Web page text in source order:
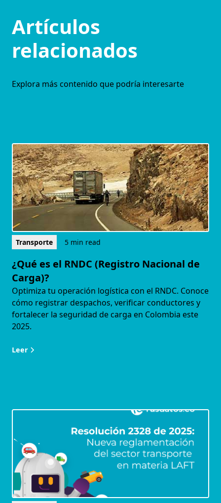
Artículos
relacionados
Explora más contenido que podría interesarte
Transporte 5 min read
¿Qué es el RNDC (Registro Nacional de
Carga)?
Optimiza tu operación logística con el RNDC. Conoce
cómo registrar despachos, verificar conductores y
fortalecer la seguridad de carga en Colombia este
2025.
Leer